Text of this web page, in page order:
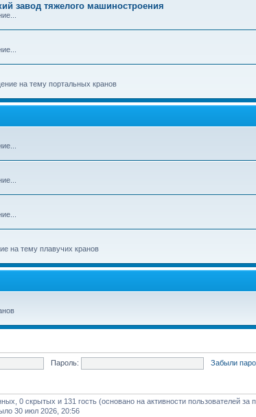
завод тяжелого машиностроения
на тему портальных кранов
на тему плавучих кранов
Пароль: Забыли
0 скрытых и 131 гость (основано на активности пользователей за
30 июл 2026, 20:56